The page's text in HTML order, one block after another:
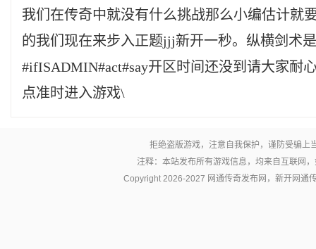
我们在传奇中就没有什么挑战那么小编估计就
的我们现在来步入正题jjj新开一秒。纵横剑术
#ifISADMIN#act#say开区时间还没到请大家耐
点准时进入游戏\
拒绝盗版游戏，注意自我保护，谨防受骗上
注释：本站发布所有游戏信息，均来自互联网
Copyright 2026-2027 网通传奇发布网，新开网通